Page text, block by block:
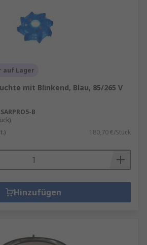
auf Lager
mit Blinkend, Blau, 85/265 V
B
180,70 €/Stück
Hinzufügen